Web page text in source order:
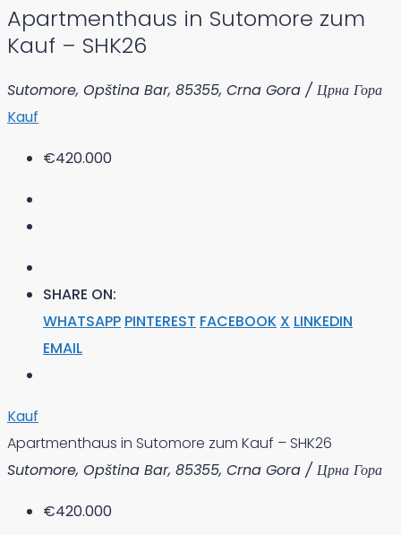
Apartmenthaus in Sutomore zum
Kauf – SHK26
Sutomore, Opština Bar, 85355, Crna Gora / Црна Гора
Kauf
€420.000
SHARE ON:
WHATSAPP PINTEREST FACEBOOK X LINKEDIN
EMAIL
Kauf
Apartmenthaus in Sutomore zum Kauf – SHK26
Sutomore, Opština Bar, 85355, Crna Gora / Црна Гора
€420.000